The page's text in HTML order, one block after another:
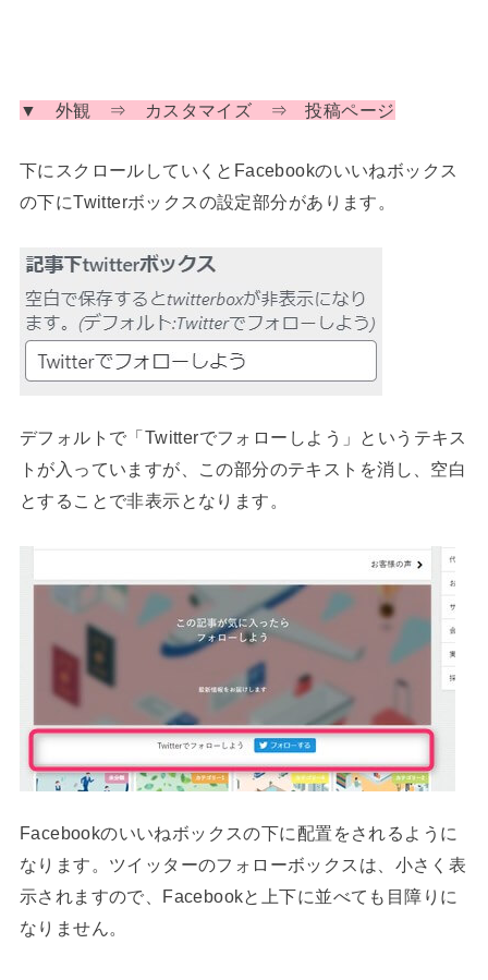
▼ 外観 ⇒ カスタマイズ ⇒ 投稿ページ
下にスクロールしていくとFacebookのいいねボックス
の下にTwitterボックスの設定部分があります。
デフォルトで「Twitterでフォローしよう」というテキス
トが入っていますが、この部分のテキストを消し、空白
とすることで非表示となります。
Facebookのいいねボックスの下に配置をされるように
なります。ツイッターのフォローボックスは、小さく表
示されますので、Facebookと上下に並べても目障りに
なりません。